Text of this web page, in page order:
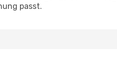
passt.